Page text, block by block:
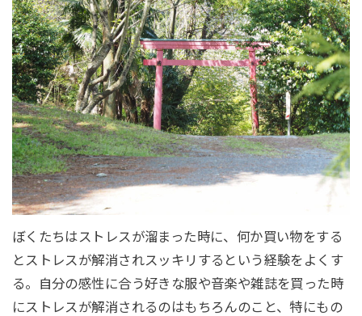
ぼくたちはストレスが溜まった時に、何か買い物をする
とストレスが解消されスッキリするという経験をよくす
る。自分の感性に合う好きな服や音楽や雑誌を買った時
にストレスが解消されるのはもちろんのこと、特にもの